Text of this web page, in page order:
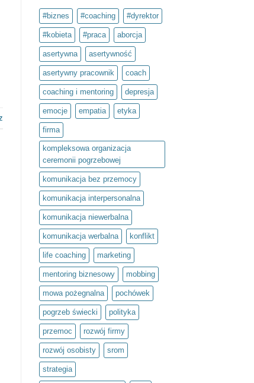
psychiczne
–
to
inwestycja
w
siebie.
Projekt
społeczny
Światło
umysłu
w
ramach
olimpiady
Zwolnieni
z
#biznes #coaching #dyrektor
#kobieta #praca aborcja
asertywna asertywność
asertywny pracownik coach
coaching i mentoring depresja
emocje empatia etyka
firma
kompleksowa organizacja
ceremonii pogrzebowej
komunikacja bez przemocy
komunikacja interpersonalna
komunikacja niewerbalna
komunikacja werbalna konflikt
life coaching marketing
mentoring biznesowy mobbing
mowa pożegnalna pochówek
pogrzeb świecki polityka
przemoc rozwój firmy
rozwój osobisty srom
strategia